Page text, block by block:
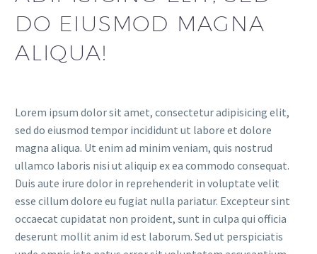
DO EIUSMOD MAGNA
ALIQUA!
Lorem ipsum dolor sit amet, consectetur adipisicing elit,
sed do eiusmod tempor incididunt ut labore et dolore
magna aliqua. Ut enim ad minim veniam, quis nostrud
ullamco laboris nisi ut aliquip ex ea commodo consequat.
Duis aute irure dolor in reprehenderit in voluptate velit
esse cillum dolore eu fugiat nulla pariatur. Excepteur sint
occaecat cupidatat non proident, sunt in culpa qui officia
deserunt mollit anim id est laborum. Sed ut perspiciatis